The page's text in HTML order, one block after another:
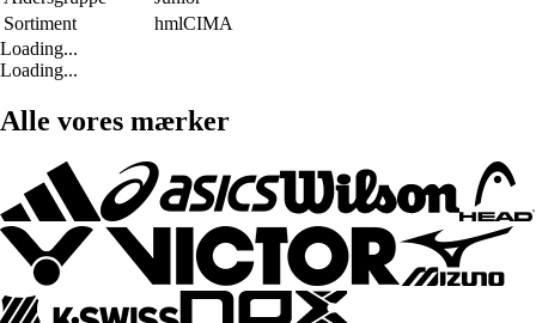
Sortiment
hmlCIMA
Loading...
Loading...
Alle vores mærker